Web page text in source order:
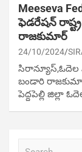
Meeseva
ఫెడరేషన్
రాజకుమార్
24/10/2024
సిరాన్యూస్,ఓదెల
బండారి
పెద్దపెల్లి జిల్లా